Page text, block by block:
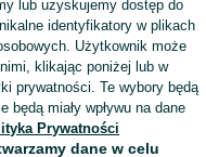
sypkie Piasek
Piasek -
lub uzyskujemy dostęp do
identyfikatory w plikach
Użytkownik może
klikając poniżej lub w
prywatności. Te wybory będą
miały wpływu na dane
Prywatności
dane w celu